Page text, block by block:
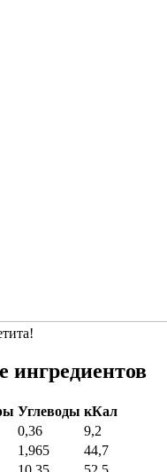
ингредиентов
Углеводы кКал
0,36
9,2
1,965
44,7